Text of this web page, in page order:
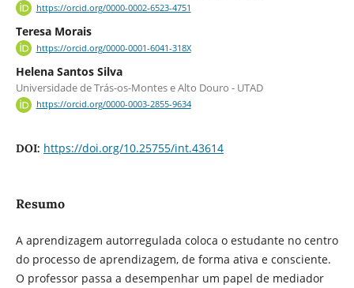
https://orcid.org/0000-0002-6523-4751
Teresa Morais
https://orcid.org/0000-0001-6041-318X
Helena Santos Silva
Universidade de Trás-os-Montes e Alto Douro - UTAD
https://orcid.org/0000-0003-2855-9634
DOI: https://doi.org/10.25755/int.43614
Resumo
A aprendizagem autorregulada coloca o estudante no centro
do processo de aprendizagem, de forma ativa e consciente.
O professor passa a desempenhar um papel de mediador